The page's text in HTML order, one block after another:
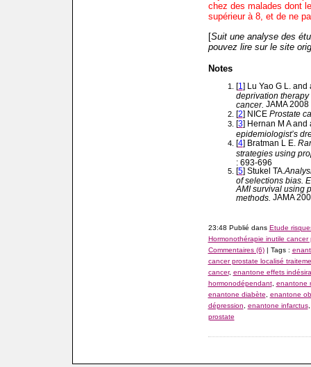
chez des malades dont
supérieur à 8, et de ne
[Suit une analyse des
pouvez lire sur le site
Notes
[1] Lu Yao G L. and
deprivation
cancer. JAMA
[2] NICE Prostate
[3] Hernan M A and
epidemiologist’s
[4] Bratman L E.
strategies using
: 693-696
[5] Stukel TA.
of selections bias.
AMI survival using
methods. JAMA
23:48 Publié dans Etude
Hormonothérapie inutile cancer
Commentaires (6)| Tags :
cancer prostate localisé
cancer, enantone effets
hormonodépendant, enantone
enantone diabète, enantone
dépression, enantone infarctus
prostate